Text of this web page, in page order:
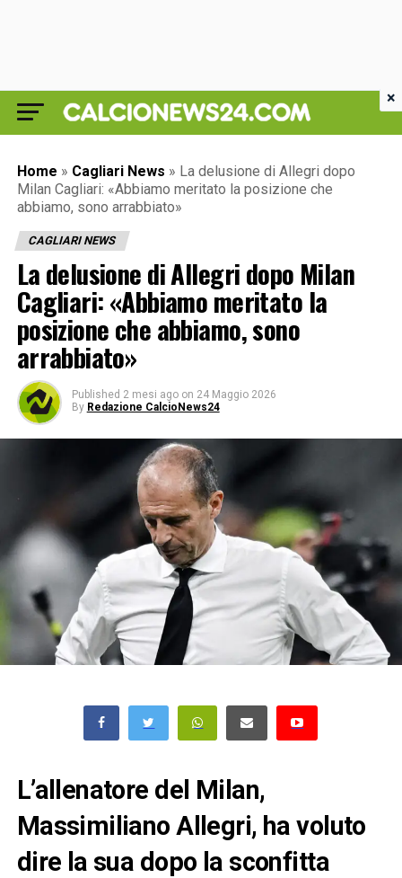
Home » Cagliari News » La delusione di Allegri dopo
Milan Cagliari: «Abbiamo meritato la posizione che
abbiamo, sono arrabbiato»
CAGLIARI NEWS
La delusione di Allegri dopo Milan
Cagliari: «Abbiamo meritato la
posizione che abbiamo, sono
arrabbiato»
Published 2 mesi ago on 24 Maggio 2026
By Redazione CalcioNews24
L’allenatore del Milan,
Massimiliano Allegri, ha voluto
dire la sua dopo la sconfitta
×